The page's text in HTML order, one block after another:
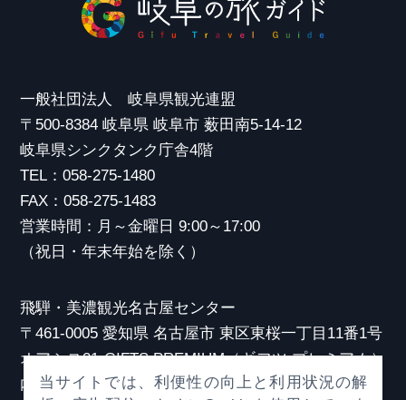
一般社団法人 岐阜県観光連盟
〒500-8384 岐阜県 岐阜市 薮田南5-14-12
岐阜県シンクタンク庁舎4階
TEL：058-275-1480
FAX：058-275-1483
営業時間：月～金曜日 9:00～17:00
（祝日・年末年始を除く）
飛騨・美濃観光名古屋センター
〒461-0005 愛知県 名古屋市 東区東桜一丁目11番1号
オアシス21 GIFTS PREMIUM（ギフツ プレミアム）
内
当サイトでは、利便性の向上と利用状況の解